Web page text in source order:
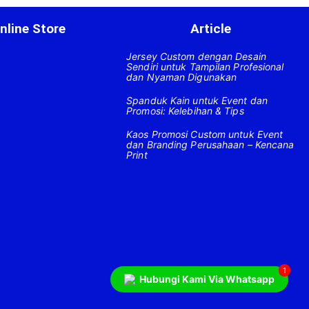
Store Article
Jersey Custom dengan Desain
Sendiri untuk Tampilan Profesional
dan Nyaman Digunakan
Spanduk Kain untuk Event dan
Promosi: Kelebihan & Tips
Kaos Promosi Custom untuk Event
dan Branding Perusahaan – Kencana
Print
Hubungi Kami Via Whatsapp
1